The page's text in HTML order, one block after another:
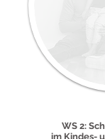
WS 2:
im Kindes-